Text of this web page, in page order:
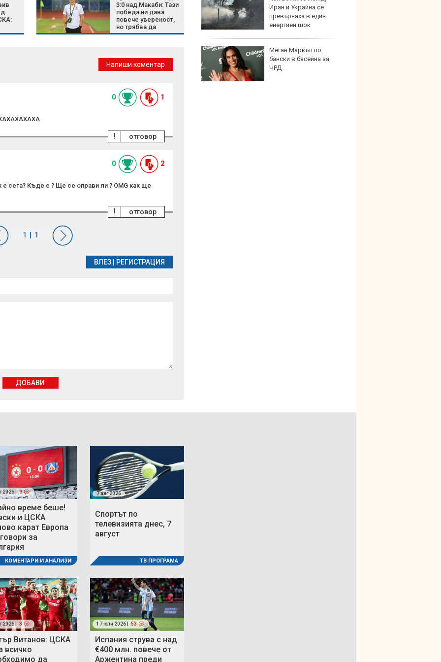
3:0 над Макаби: Тази
победа ни дава
повече увереност,
но трябва да
останем смирени
Иран и Украйна се
превърнаха в един
енергиен шок
Меган Маркъл по
бански в басейна за
ЧРД
Напиши коментар
0 1
отговор
!
0 2
сега? Къде е ? Ще се оправи ли ? OMG как ще
отговор
!
ВЛЕЗ РЕГИСТРАЦИЯ
ДОБАВИ
2026 | 9
време беше!
и ЦСКА
карат Европа
за
КОМЕНТАРИ И АНАЛИЗИ
7 авг 2026
Спортът по
телевизията днес, 7
август
ТВ ПРОГРАМА
2026 | 3
Витанов: ЦСКА
всичко
да
17 юли 2026 | 53
Испания струва с над
€400 млн. повече от
Аржентина преди